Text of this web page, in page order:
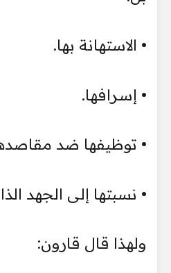
• الاستهانة بها.
• إسرافها.
• توظيفها ضد
• نسبتها إلى الجهد
ولهذا قال قارون: